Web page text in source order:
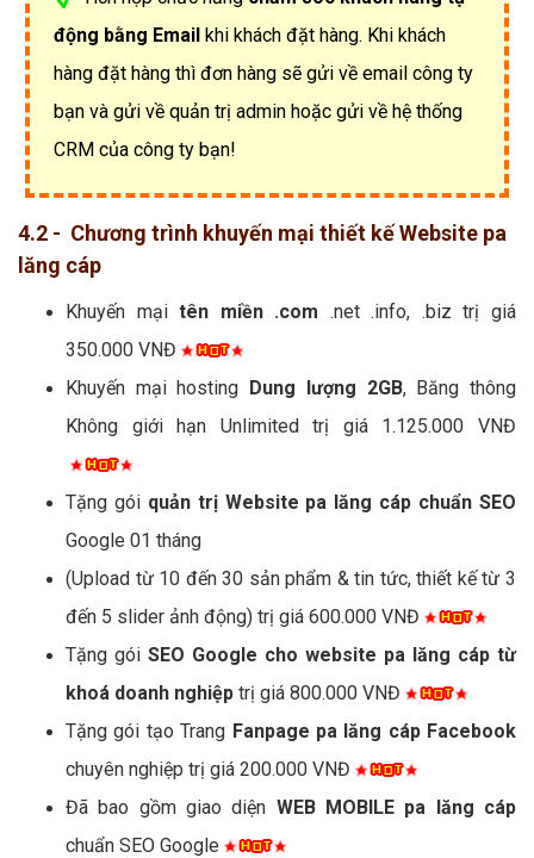
động bằng Email khi khách đặt hàng. Khi khách
hàng đặt hàng thì đơn hàng sẽ gửi về email công ty
bạn và gửi về quản trị admin hoặc gửi về hệ thống
CRM của công ty bạn!
4.2 - Chương trình khuyến mại thiết kế Website pa
lăng cáp
Khuyến mạitên miền .com .net .info, .biz trị giá
350.000 VNĐ
Khuyến mại hosting Dung lượng 2GB, Băng thông
Không giới hạn Unlimited trị giá 1.125.000 VNĐ
Tặng gói quản trị Website pa lăng cáp chuẩn SEO
Google 01 tháng
(Upload từ 10 đến 30 sản phẩm & tin tức, thiết kế từ 3
đến 5 slider ảnh động) trị giá 600.000 VNĐ
Tặng gói SEO Google cho website pa lăng cáp từ
khoá doanh nghiệp trị giá 800.000 VNĐ
Tặng gói tạo Trang Fanpage pa lăng cáp Facebook
chuyên nghiệp trị giá 200.000 VNĐ
Đã bao gồm giao diện WEB MOBILE pa lăng cáp
chuẩn SEO Google